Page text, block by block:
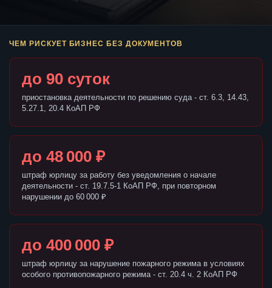
ЧЕМ РИСКУЕТ БИЗНЕС БЕЗ ДОКУМЕНТОВ
до 90 суток
приостановка деятельности по решению суда - ст. 6.3, 14.43,
5.27.1, 20.4 КоАП РФ
до 48 000 ₽
штраф юрлицу за работу без уведомления о начале
деятельности - ст. 19.7.5-1 КоАП РФ, при повторном
нарушении до 60 000 ₽
до 400 000 ₽
штраф юрлицу за нарушение пожарного режима в условиях
особого противопожарного режима - ст. 20.4 ч. 2 КоАП РФ